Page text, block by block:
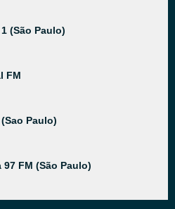
(São Paulo)
FM
Paulo)
97 FM (São Paulo)